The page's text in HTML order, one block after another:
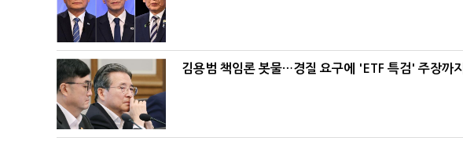
김용범 책임론 봇물…경질 요구에 'ETF 특검' 주장까지